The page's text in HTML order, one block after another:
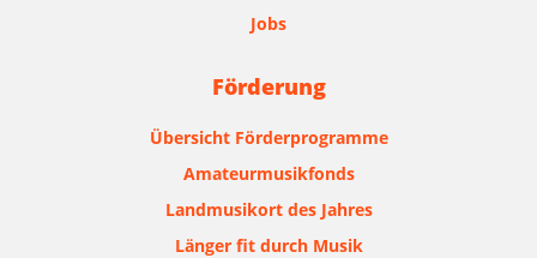
Jobs
Förderung
Übersicht Förderprogramme
Amateurmusikfonds
Landmusikort des Jahres
Länger fit durch Musik